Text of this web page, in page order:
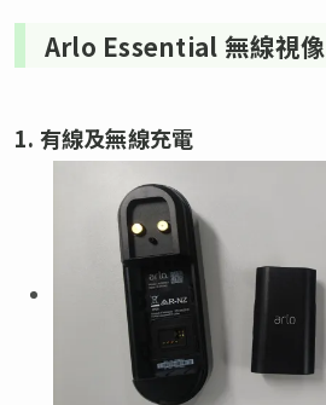
Arlo Essential 無線視
1. 有線及無線充電